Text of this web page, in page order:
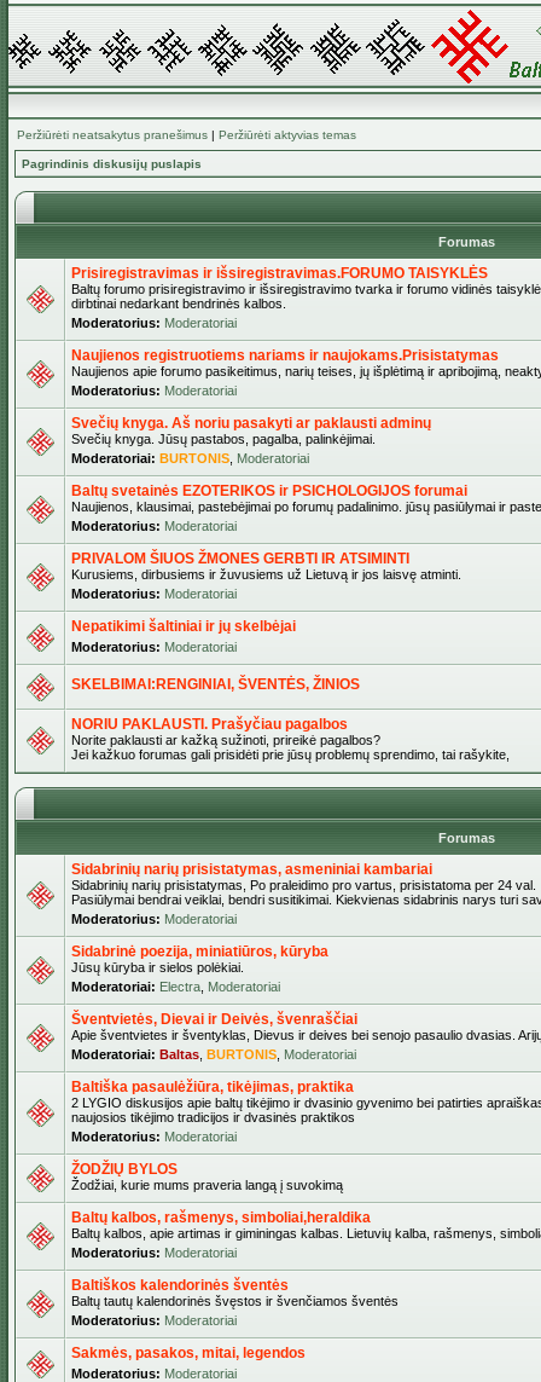
Peržiūrėti neatsakytus pranešimus | Peržiūrėti aktyvias temas
Pagrindinis diskusijų puslapis
Forumas
Prisiregistravimas ir išsiregistravimas.FORUMO TAISYKLĖS
Baltų forumo prisiregistravimo ir išsiregistravimo tvarka ir forumo vidinės
dirbtinai nedarkant bendrinės kalbos.
Moderatorius: Moderatoriai
Naujienos registruotiems nariams ir naujokams.Prisistatymas
Naujienos apie forumo pasikeitimus, narių teises, jų išplėtimą ir apribojimą,
Moderatorius: Moderatoriai
Svečių knyga. Aš noriu pasakyti ar paklausti adminų
Svečių knyga. Jūsų pastabos, pagalba, palinkėjimai.
Moderatoriai: BURTONIS Moderatoriai
Baltų svetainės EZOTERIKOS ir PSICHOLOGIJOS forumai
Naujienos, klausimai, pastebėjimai po forumų padalinimo. jūsų pasiūlymai ir
Moderatorius: Moderatoriai
PRIVALOM ŠIUOS ŽMONES GERBTI IR ATSIMINTI
Kurusiems, dirbusiems ir žuvusiems už Lietuvą ir jos laisvę atminti.
Moderatorius: Moderatoriai
Nepatikimi šaltiniai ir jų skelbėjai
Moderatorius: Moderatoriai
SKELBIMAI:RENGINIAI, ŠVENTĖS, ŽINIOS
NORIU PAKLAUSTI. Prašyčiau pagalbos
Norite paklausti ar kažką sužinoti, prireikė pagalbos?
Jei kažkuo forumas gali prisidėti prie jūsų problemų sprendimo, tai rašykite,
Forumas
Sidabrinių narių prisistatymas, asmeniniai kambariai
Sidabrinių narių prisistatymas, Po praleidimo pro vartus, prisistatoma per 24 val.
Pasiūlymai bendrai veiklai, bendri susitikimai. Kiekvienas sidabrinis narys turi
Moderatorius: Moderatoriai
Sidabrinė poezija, miniatiūros, kūryba
Jūsų kūryba ir sielos polėkiai.
Moderatoriai: Electra Moderatoriai
Šventvietės, Dievai ir Deivės, švenraščiai
Apie šventvietes ir šventyklas, Dievus ir deives bei senojo pasaulio dvasias.
Moderatoriai: Baltas BURTONIS Moderatoriai
Baltiška pasaulėžiūra, tikėjimas, praktika
2 LYGIO diskusijos apie baltų tikėjimo ir dvasinio gyvenimo bei patirties
naujosios tikėjimo tradicijos ir dvasinės praktikos
Moderatorius: Moderatoriai
ŽODŽIŲ BYLOS
Žodžiai, kurie mums praveria langą į suvokimą
Baltų kalbos, rašmenys, simboliai,heraldika
Baltų kalbos, apie artimas ir giminingas kalbas. Lietuvių kalba, rašmenys,
Moderatorius: Moderatoriai
Baltiškos kalendorinės šventės
Baltų tautų kalendorinės švęstos ir švenčiamos šventės
Moderatorius: Moderatoriai
Sakmės, pasakos, mitai, legendos
Moderatorius: Moderatoriai